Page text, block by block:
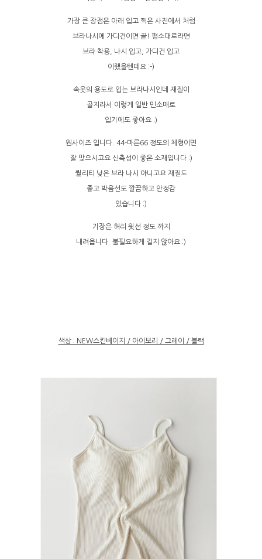
가장 큰 장점은 아래 입고 찍은 사진에서 처럼
브라나시에 가디건이면 끝! 평소대로라면
브라 착용, 나시 입고, 가디건 입고
이랬을텐데요 :-)
속옷의 용도로 입는 브라나시인데 재질이
골지라서 이렇게 일반 민소매로
입기에도 좋아요 :)
원사이즈 입니다. 44-마른66 정도의 체형이면
잘 맞으시고요 신축성이 좋은 소재입니다 :)
퀄리티 낮은 브라 나시 아니고요 재질도
좋고 박음선도 깔끔하고 안정감
있습니다 :)
기장은 허리 윗선 정도 까지
내려옵니다. 불필요하게 길지 않아요 :)
색상 : NEW스킨베이지 / 아이보리 / 그레이 / 블랙